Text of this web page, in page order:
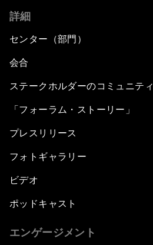
詳細
センター（部門）
会合
ステークホルダーのコミュニティ
「フォーラム・ストーリー」
プレスリリース
フォトギャラリー
ビデオ
ポッドキャスト
エンゲージメント